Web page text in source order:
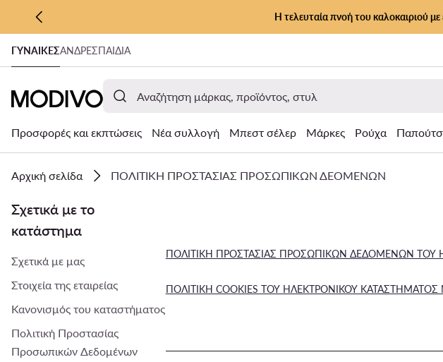
ΜΕΤΆΒΑΣΗ ΣΤΟ ΚΎΡΙΟ ΠΕΡΙΕΧΌΜΕΝΟ
ΜΕΤΆΒΑΣΗ ΣΤΗΝ ΑΝΑΖΉΤΗΣΗ
Η τελευταία πνοή του καλοκαιριού
ΓΥΝΑΊΚΕΣΑΝΔΡΕΣΠΑΙΔΙΑ
Προσφορές και εκπτώσεις Νέα συλλογή Μπεστ σέλερ Μάρκες Ρούχα
Αρχική σελίδα ΠΟΛΙΤΙΚΗ ΠΡΟΣΤΑΣΙΑΣ ΠΡΟΣΩΠΙΚΩΝ ΔΕΟΜΕΝΩΝ
Σχετικά με το
κατάστημα
Σχετικά με μας
Στοιχεία της εταιρείας
Κανονισμός του καταστήματος
Πολιτική Προστασίας
Προσωπικών Δεδομένων
ΠΟΛΙΤΙΚΗ ΠΡΟΣΤΑΣΙΑΣ ΠΡΟΣΩΠΙΚΩΝ ΔΕΔΟΜΕΝΩΝ ΤΟΥ
ΠΟΛΙΤΙΚΗ COOKIES ΤΟΥ ΗΛΕΚΤΡΟΝΙΚΟΥ ΚΑΤΑΣΤΗΜΑΤΟΣ